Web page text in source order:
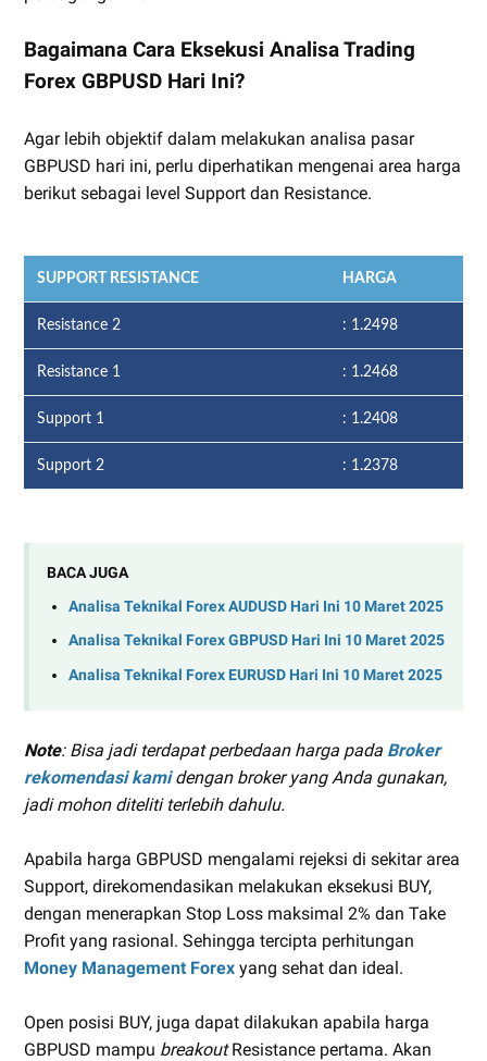
Bagaimana Cara Eksekusi Analisa Trading
Forex GBPUSD Hari Ini?
Agar lebih objektif dalam melakukan analisa pasar
GBPUSD hari ini, perlu diperhatikan mengenai area harga
berikut sebagai level Support dan Resistance.
SUPPORT RESISTANCE HARGA
Resistance 2 : 1.2498
Resistance 1 : 1.2468
Support 1 : 1.2408
Support 2 : 1.2378
BACA JUGA
Analisa Teknikal Forex AUDUSD Hari Ini 10 Maret 2025
Analisa Teknikal Forex GBPUSD Hari Ini 10 Maret 2025
Analisa Teknikal Forex EURUSD Hari Ini 10 Maret 2025
Note: Bisa jadi terdapat perbedaan harga pada Broker
rekomendasi kamidengan broker yang Anda gunakan,
jadi mohon diteliti terlebih dahulu.
Apabila harga GBPUSD mengalami rejeksi di sekitar area
Support, direkomendasikan melakukan eksekusi BUY,
dengan menerapkan Stop Loss maksimal 2% dan Take
Profit yang rasional. Sehingga tercipta perhitungan
Money Management Forex yang sehat dan ideal.
Open posisi BUY, juga dapat dilakukan apabila harga
GBPUSD mampu breakoutResistance pertama. Akan